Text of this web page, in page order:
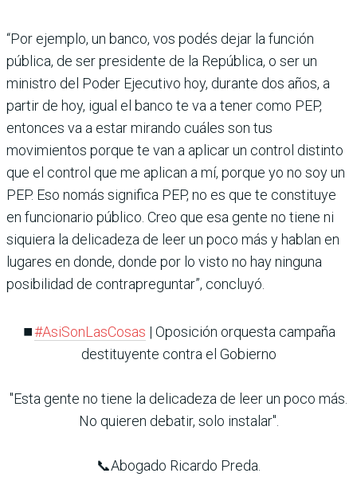
“Por ejemplo, un banco, vos podés dejar la función
pública, de ser presidente de la República, o ser un
ministro del Poder Ejecutivo hoy, durante dos años, a
partir de hoy, igual el banco te va a tener como PEP,
entonces va a estar mirando cuáles son tus
movimientos porque te van a aplicar un control distinto
que el control que me aplican a mí, porque yo no soy un
PEP. Eso nomás significa PEP, no es que te constituye
en funcionario público. Creo que esa gente no tiene ni
siquiera la delicadeza de leer un poco más y hablan en
lugares en donde, donde por lo visto no hay ninguna
posibilidad de contrapreguntar”, concluyó.
⏹️#AsiSonLasCosas | Oposición orquesta campaña
destituyente contra el Gobierno
"Esta gente no tiene la delicadeza de leer un poco más.
No quieren debatir, solo instalar".
📞Abogado Ricardo Preda.